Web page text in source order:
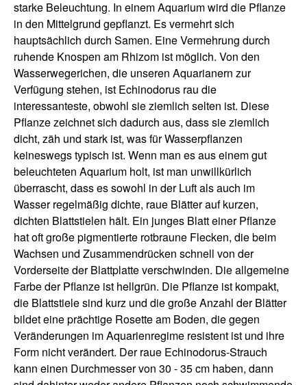
starke Beleuchtung. In einem Aquarium wird die Pflanze
in den Mittelgrund gepflanzt. Es vermehrt sich
hauptsächlich durch Samen. Eine Vermehrung durch
ruhende Knospen am Rhizom ist möglich. Von den
Wasserwegerichen, die unseren Aquarianern zur
Verfügung stehen, ist Echinodorus rau die
interessanteste, obwohl sie ziemlich selten ist. Diese
Pflanze zeichnet sich dadurch aus, dass sie ziemlich
dicht, zäh und stark ist, was für Wasserpflanzen
keineswegs typisch ist. Wenn man es aus einem gut
beleuchteten Aquarium holt, ist man unwillkürlich
überrascht, dass es sowohl in der Luft als auch im
Wasser regelmäßig dichte, raue Blätter auf kurzen,
dichten Blattstielen hält. Ein junges Blatt einer Pflanze
hat oft große pigmentierte rotbraune Flecken, die beim
Wachsen und Zusammendrücken schnell von der
Vorderseite der Blattplatte verschwinden. Die allgemeine
Farbe der Pflanze ist hellgrün. Die Pflanze ist kompakt,
die Blattstiele sind kurz und die große Anzahl der Blätter
bildet eine prächtige Rosette am Boden, die gegen
Veränderungen im Aquarienregime resistent ist und ihre
Form nicht verändert. Der raue Echinodorus-Strauch
kann einen Durchmesser von 30 - 35 cm haben, dann